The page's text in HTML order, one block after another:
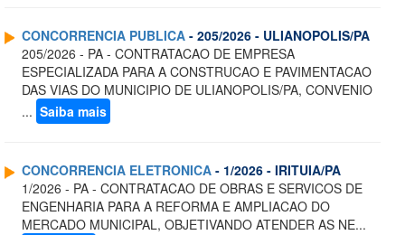
CONCORRENCIA PUBLICA - 205/2026 - ULIANOPOLIS/PA
205/2026 - PA - CONTRATACAO DE EMPRESA
ESPECIALIZADA PARA A CONSTRUCAO E PAVIMENTACAO
DAS VIAS DO MUNICIPIO DE ULIANOPOLIS/PA, CONVENIO
... Saiba mais
CONCORRENCIA ELETRONICA - 1/2026 - IRITUIA/PA
1/2026 - PA - CONTRATACAO DE OBRAS E SERVICOS DE
ENGENHARIA PARA A REFORMA E AMPLIACAO DO
MERCADO MUNICIPAL, OBJETIVANDO ATENDER AS NE...